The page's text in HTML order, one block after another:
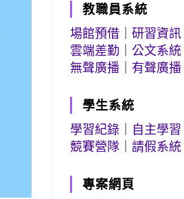
教職員系統
場館預借 ｜研習資訊
雲端差勤 ｜公文系統
無聲廣播
有聲廣播
學生系統
學習紀錄
自主學習
競賽營隊 ｜請假系統
專案網頁